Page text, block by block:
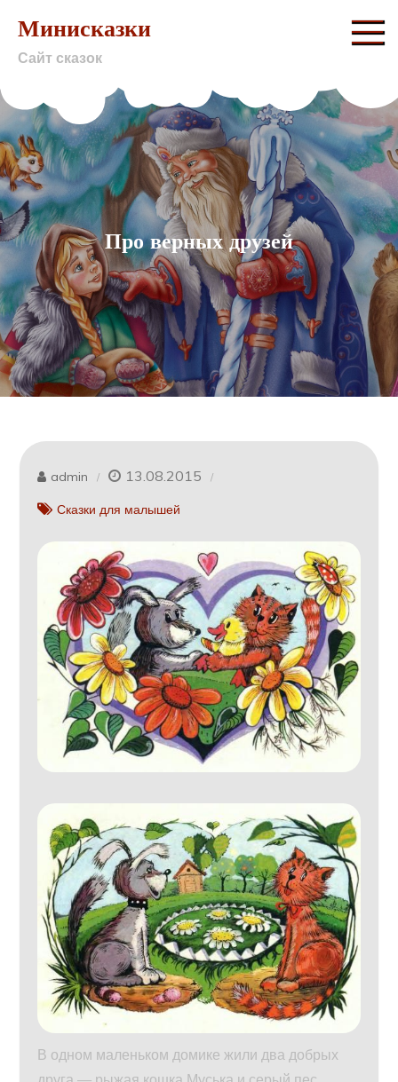
content
Минисказки
Сайт сказок
Про верных друзей
admin 13.08.2015
Сказки для малышей
В одном маленьком домике жили два добрых